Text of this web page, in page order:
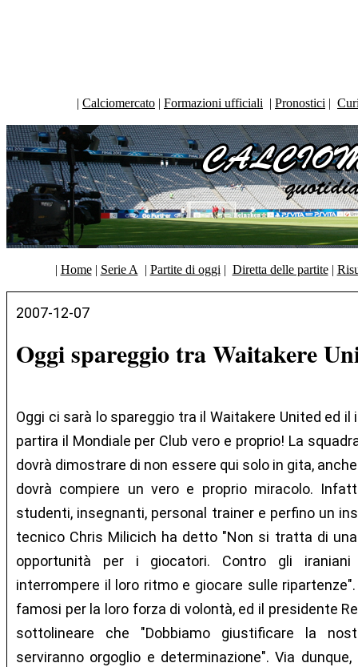
| Calciomercato | Formazioni ufficiali | Pronostici |
| Home| Serie A | Partite di oggi | Diretta delle partite|
2007-12-07
Oggi spareggio tra Waitakere
Oggi ci sarà lo spareggio tra il Waitakere United ed il
partira il Mondiale per Club vero e proprio! La
dovrà dimostrare di non essere qui solo in gita,
dovrà compiere un vero e proprio miracolo.
studenti, insegnanti, personal trainer e perfino un
tecnico Chris Milicich ha detto "Non si tratta di
opportunità per i giocatori. Contro gli
interrompere il loro ritmo e giocare sulle
famosi per la loro forza di volontà, ed il presidente
sottolineare che "Dobbiamo giustificare la
serviranno orgoglio e determinazione". Via